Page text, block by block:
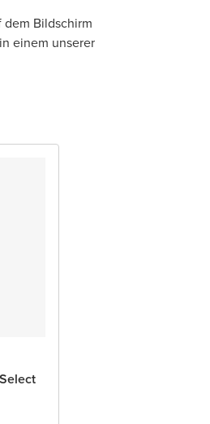
dem Bildschirm
einem unserer